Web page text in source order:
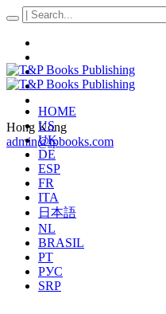
Hong Kong
admin@tpbooks.com
HOME
US
UK
DE
ESP
FR
ITA
日本語
NL
BRASIL
PT
РУС
SRP